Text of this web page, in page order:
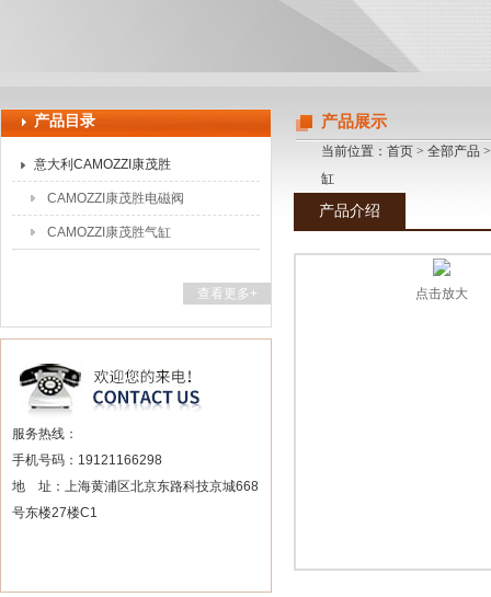
产品目录
意大利CAMOZZI康茂胜
CAMOZZI康茂胜电磁阀
CAMOZZI康茂胜气缸
查看更多+
服务热线：
手机号码：19121166298
地 址：上海黄浦区北京东路科技京城668
号东楼27楼C1
产品展示
当前位置： 首页 > 全部产品
缸
产品介绍
点击放大